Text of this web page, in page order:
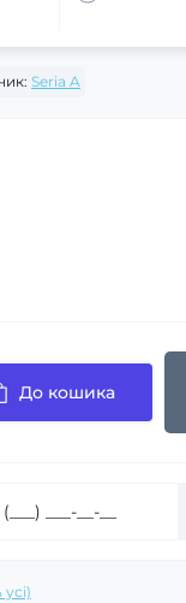
Seria A
До кошика